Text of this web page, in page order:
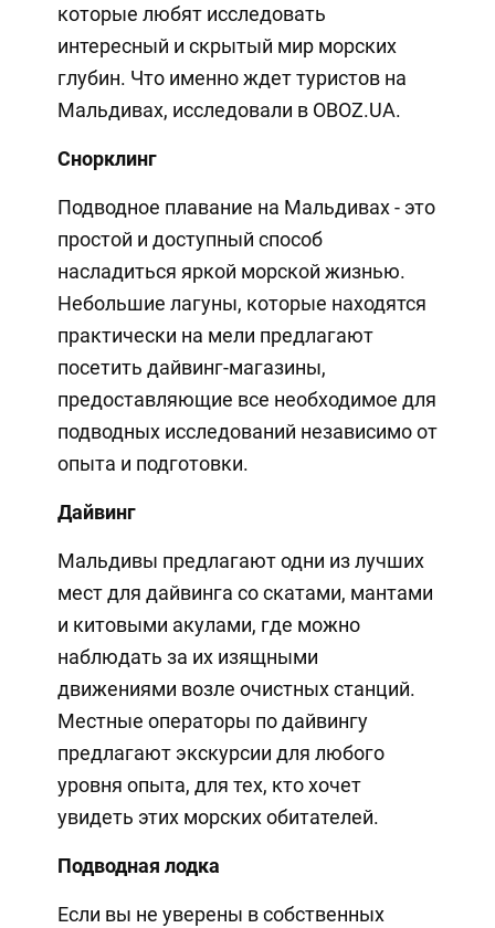
которые любят исследовать
интересный и скрытый мир морских
глубин. Что именно ждет туристов на
Мальдивах, исследовали в OBOZ.UA.
Снорклинг
Подводное плавание на Мальдивах - это
простой и доступный способ
насладиться яркой морской жизнью.
Небольшие лагуны, которые находятся
практически на мели предлагают
посетить дайвинг-магазины,
предоставляющие все необходимое для
подводных исследований независимо от
опыта и подготовки.
Дайвинг
Мальдивы предлагают одни из лучших
мест для дайвинга со скатами, мантами
и китовыми акулами, где можно
наблюдать за их изящными
движениями возле очистных станций.
Местные операторы по дайвингу
предлагают экскурсии для любого
уровня опыта, для тех, кто хочет
увидеть этих морских обитателей.
Подводная лодка
Если вы не уверены в собственных